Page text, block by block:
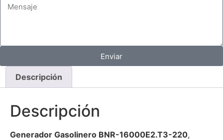
Enviar
Descripción
Descripción
Generador Gasolinero BNR-16000E2.T3-220,